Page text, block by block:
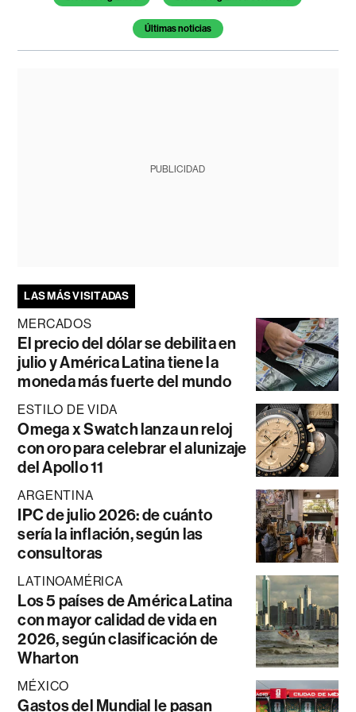
Últimas noticias
PUBLICIDAD
LAS MÁS VISITADAS
MERCADOS
El precio del dólar se debilita en
julio y América Latina tiene la
moneda más fuerte del mundo
ESTILO DE VIDA
Omega x Swatch lanza un reloj
con oro para celebrar el alunizaje
del Apollo 11
ARGENTINA
IPC de julio 2026: de cuánto
sería la inflación, según las
consultoras
LATINOAMÉRICA
Los 5 países de América Latina
con mayor calidad de vida en
2026, según clasificación de
Wharton
MÉXICO
Gastos del Mundial le pasan